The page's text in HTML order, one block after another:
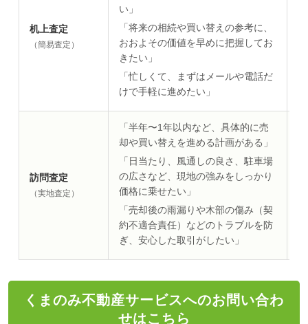
机上査定
（簡易査定）
い」
「将来の相続や買い替えの参考に、
おおよその価値を早めに把握してお
きたい」
「忙しくて、まずはメールや電話だ
けで手軽に進めたい」
訪問査定
（実地査定）
「半年〜1年以内など、具体的に売
却や買い替えを進める計画がある」
「日当たり、風通しの良さ、駐車場
の広さなど、現地の強みをしっかり
価格に乗せたい」
「売却後の雨漏りや木部の傷み（契
約不適合責任）などのトラブルを防
ぎ、安心した取引がしたい」
くまのみ不動産サービスへのお問い合わ
せはこちら